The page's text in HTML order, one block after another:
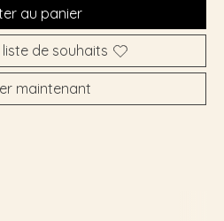
au panier
de souhaits
maintenant